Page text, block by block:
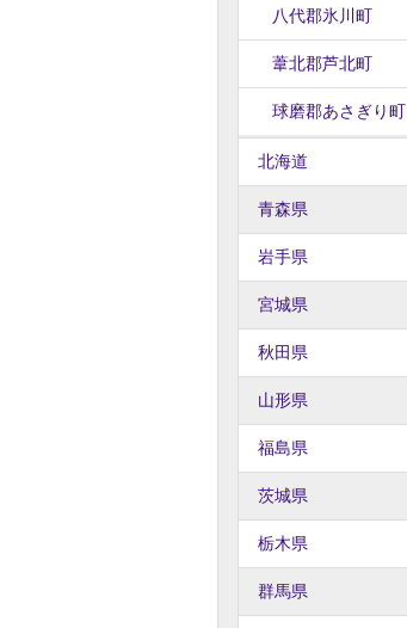
八代郡氷川町
葦北郡芦北町
球磨郡あさぎり町
北海道
青森県
岩手県
宮城県
秋田県
山形県
福島県
茨城県
栃木県
群馬県